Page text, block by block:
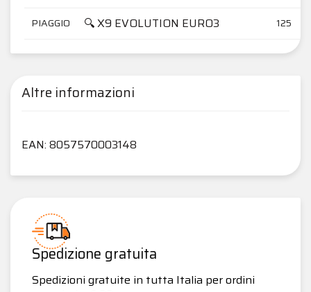
PIAGGIO 🔍 X9 EVOLUTION EURO3 125
Altre informazioni
EAN: 8057570003148
Spedizione gratuita
Spedizioni gratuite in tutta Italia per ordini